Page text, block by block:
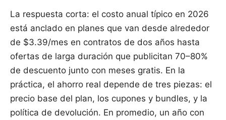
La respuesta corta: el costo anual típico en 2026
está anclado en planes que van desde alrededor
de $3.39/mes en contratos de dos años hasta
ofertas de larga duración que publicitan 70–80%
de descuento junto con meses gratis. En la
práctica, el ahorro real depende de tres piezas: el
precio base del plan, los cupones y bundles, y la
política de devolución. En promedio, un año con